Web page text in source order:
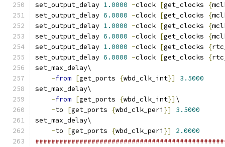
set_output_delay 1.0000 -clock [get_clocks {
set_output_delay 6.0000 -clock [get_clocks {
set_output_delay 1.0000 -clock [get_clocks {
set_output_delay 6.0000 -clock [get_clocks {
set_output_delay 1.0000 -clock [get_clocks {
set_output_delay 6.0000 -clock [get_clocks {
set_max_delay\
-from [get_ports {wbd_clk_int}]
3.5000
set_max_delay\
-from [get_ports {wbd_clk_int}] \
-to [get_ports {wbd_clk_peri }]
3.5000
set_max_delay\
-to [get_ports {wbd_clk_peri }]
2.0000